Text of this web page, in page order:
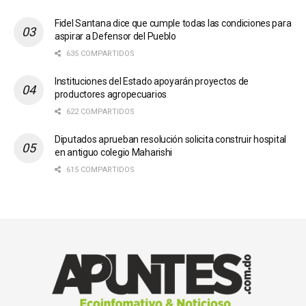
Fidel Santana dice que cumple todas las condiciones para
aspirar a Defensor del Pueblo
635 COMPARTIDOS
Instituciones del Estado apoyarán proyectos de
productores agropecuarios
622 COMPARTIDOS
Diputados aprueban resolución solicita construir hospital
en antiguo colegio Maharishi
615 COMPARTIDOS